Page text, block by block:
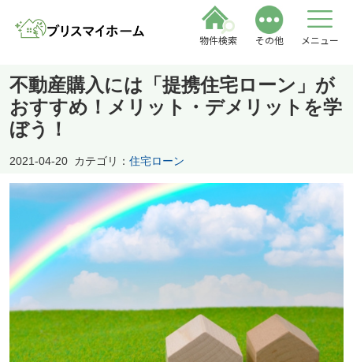
物件検索 その他 メニュー
不動産購入には「提携住宅ローン」が
おすすめ！メリット・デメリットを学
ぼう！
2021-04-20 カテゴリ： 住宅ローン